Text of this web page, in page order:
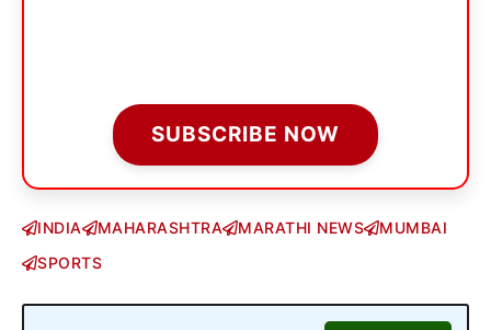
SUBSCRIBE NOW
INDIA MAHARASHTRA MARATHI NEWS
MUMBAI
SPORTS